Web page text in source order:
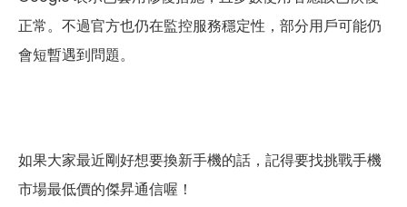
正常。不過官方也仍在監控服務穩定性，部分用戶可能仍
會短暫遇到問題。
如果大家最近剛好想要換新手機的話，記得要找挑戰手機
市場最低價的傑昇通信喔！